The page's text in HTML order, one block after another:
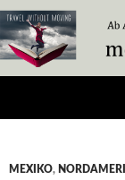
Zum
Inhalt
springen
MEXIKO,